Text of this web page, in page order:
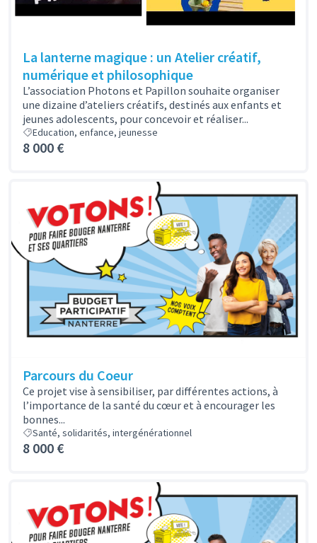
La lanterne magique : un Atelier créatif,
numérique et philosophique
L’association Photons et Papillon souhaite organiser
une dizaine d’ateliers créatifs, destinés aux enfants et
jeunes adolescents, pour concevoir et réaliser...
Education, enfance, jeunesse
8 000 €
Parcours du Coeur
Ce projet vise à sensibiliser, par différentes actions, à
l’importance de la santé du cœur et à encourager les
bonnes...
Santé, solidarités, intergénérationnel
8 000 €